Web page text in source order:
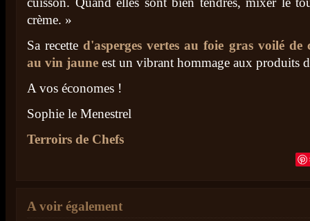
crème. »
Sa recetted'asperges vertes au foie gras voilé de
au vin jaune est un vibrant hommage aux produits
A vos économes !
Sophie le Menestrel
Terroirs de Chefs
A voir également